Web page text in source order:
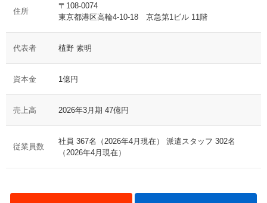
住所
〒108-0074
東京都港区高輪4-10-18 京急第1ビル 11階
代表者 植野 素明
資本金 1億円
売上高 2026年3月期 47億円
従業員数
社員 367名（2026年4月現在） 派遣スタッフ 302名
（2026年4月現在）